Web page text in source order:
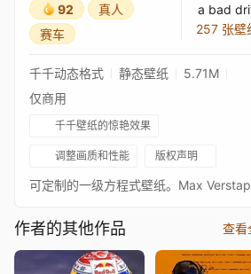
92
真人
赛车
a bad
257 张壁
千千动态格式 静态壁纸
5.71M
仅商用
千千壁纸的惊艳效果
调整画质和性能 版权声明
作者的其他作品 查看